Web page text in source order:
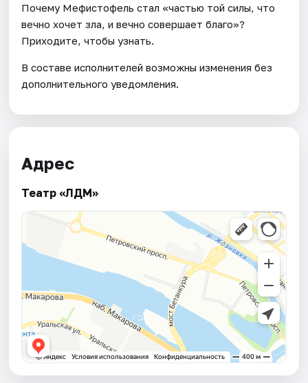
Почему Мефистофель стал «частью той силы, что
вечно хочет зла, и вечно совершает благо»?
Приходите, чтобы узнать.
В составе исполнителей возможны изменения без
дополнительного уведомления.
Адрес
Театр «ЛДМ»